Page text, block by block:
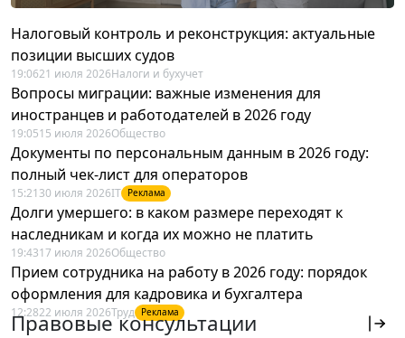
Налоговый контроль и реконструкция: актуальные
позиции высших судов
19:0621 июля 2026Налоги и бухучет
Вопросы миграции: важные изменения для
иностранцев и работодателей в 2026 году
19:0515 июля 2026Общество
Документы по персональным данным в 2026 году:
полный чек-лист для операторов
15:21 30 июля 2026IT Реклама
Долги умершего: в каком размере переходят к
наследникам и когда их можно не платить
19:4317 июля 2026Общество
Прием сотрудника на работу в 2026 году: порядок
оформления для кадровика и бухгалтера
12:2822 июля 2026Труд Реклама
Правовые консультации